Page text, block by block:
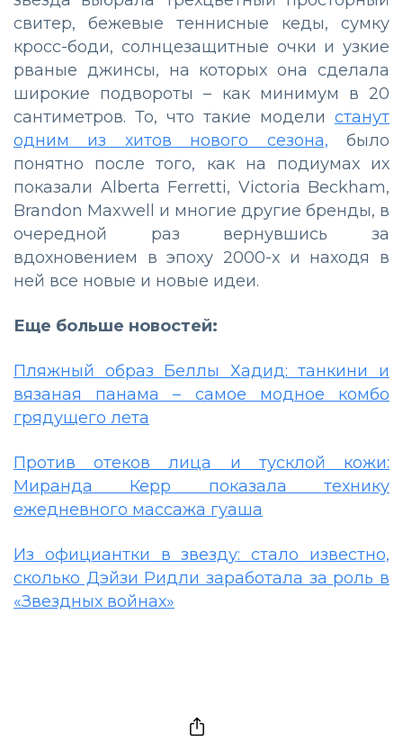
свитер, бежевые теннисные кеды, сумку
кросс-боди, солнцезащитные очки и узкие
рваные джинсы, на которых она сделала
широкие подвороты – как минимум в 20
сантиметров. То, что такие модели станут
одним из хитов нового сезона, было
понятно после того, как на подиумах их
показали Alberta Ferretti, Victoria Beckham,
Brandon Maxwell и многие другие бренды, в
очередной раз вернувшись за
вдохновением в эпоху 2000-х и находя в
ней все новые и новые идеи.
Еще больше новостей:
Пляжный образ Беллы Хадид: танкини и
вязаная панама – самое модное комбо
грядущего лета
Против отеков лица и тусклой кожи:
Миранда Керр показала технику
ежедневного массажа гуаша
Из официантки в звезду: стало известно,
сколько Дэйзи Ридли заработала за роль в
«Звездных войнах»